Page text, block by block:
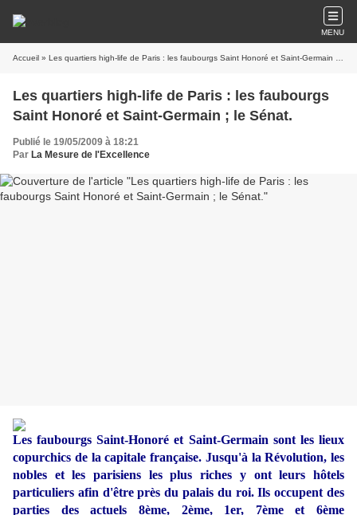
MENU
Accueil » Les quartiers high-life de Paris : les faubourgs Saint Honoré et Saint-Germain ; le Sénat.
Les quartiers high-life de Paris : les faubourgs
Saint Honoré et Saint-Germain ; le Sénat.
Publié le 19/05/2009 à 18:21
Par La Mesure de l'Excellence
Les faubourgs Saint-Honoré et Saint-Germain sont les lieux
copurchics de la capitale française. Jusqu'à la Révolution, les
nobles et les parisiens les plus riches y ont leurs hôtels
particuliers afin d'être près du palais du roi. Ils occupent des
parties des actuels 8ème, 2ème, 1er, 7ème et 6ème